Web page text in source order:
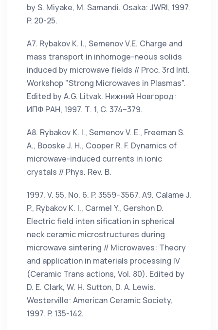
by S. Miyake, M. Samandi. Osaka: JWRI, 1997.
P. 20-25.
А7. Rybakov K. I., Semenov V.E. Charge and
mass transport in inhomoge-neous solids
induced by microwave fields // Proc. 3rd Intl.
Workshop "Strong Microwaves in Plasmas".
Edited by A.G. Litvak. Нижний Новгород:
ИПФ РАН, 1997. Т. 1, C. 374–379.
А8. Rybakov K. I., Semenov V. E., Freeman S.
A., Booske J. H., Cooper R. F. Dynamics of
microwave-induced currents in ionic
crystals // Phys. Rev. B.
1997. V. 55, No. 6. P. 3559–3567. А9. Calame J.
P., Rybakov K. I., Carmel Y., Gershon D.
Electric field inten sification in spherical
neck ceramic microstructures during
microwave sintering // Microwaves: Theory
and application in materials processing IV
(Ceramic Trans actions, Vol. 80). Edited by
D. E. Clark, W. H. Sutton, D. A. Lewis.
Westerville: American Ceramic Society,
1997. P. 135-142.